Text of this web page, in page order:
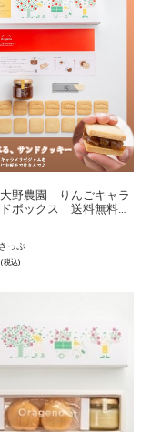
大野農園 りんごキャラ
ドボックス 送料無料
っぷ
(税込)